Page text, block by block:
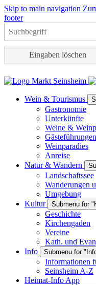
Skip to main navigation
footer
Eingaben löschen
Wein & Tourismus
Gastronomie
Unterkünfte
Weine &
Gästeführungen
Weinparadies
Anreise
Natur & Wandern
Landschaftssee
Wanderungen
Umgebung
Kultur
Submenu for
Geschichte
Kirchengaden
Vereine
Kath. und
Info
Submenu for
Informationen
Seinsheim A-Z
Heimat-Info App